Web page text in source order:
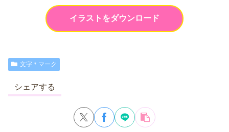
イラストをダウンロード
文字＊マーク
シェアする